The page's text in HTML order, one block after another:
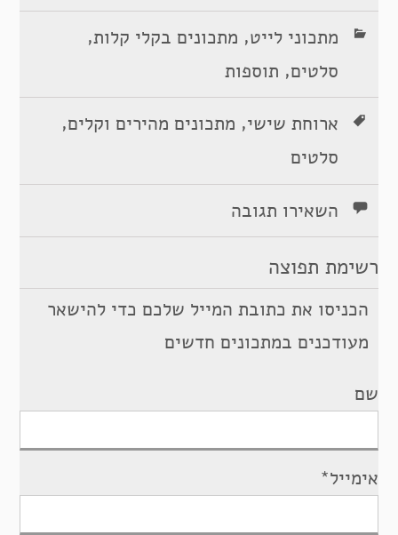
מתכוני לייט, מתכונים בקלי קלות,
סלטים, תוספות
ארוחת שישי, מתכונים מהירים וקלים,
סלטים
השאירו תגובה
רשימת תפוצה
הכניסו את כתובת המייל שלכם כדי להישאר
מעודכנים במתכונים חדשים
שם
אימייל*